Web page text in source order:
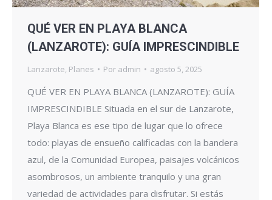
QUÉ VER EN PLAYA BLANCA
(LANZAROTE): GUÍA IMPRESCINDIBLE
Lanzarote Planes Por admin agosto 5, 2025
QUÉ VER EN PLAYA BLANCA (LANZAROTE): GUÍA
IMPRESCINDIBLE Situada en el sur de Lanzarote,
Playa Blanca es ese tipo de lugar que lo ofrece
todo: playas de ensueño calificadas con la bandera
azul, de la Comunidad Europea, paisajes volcánicos
asombrosos, un ambiente tranquilo y una gran
variedad de actividades para disfrutar. Si estás